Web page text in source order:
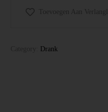
Toevoegen Aan
Drank